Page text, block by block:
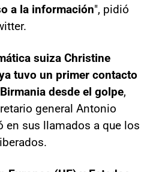
a la información", pidió
suiza Christine
tuvo un primer contacto
desde el golpe,
general Antonio
en sus llamados a que los